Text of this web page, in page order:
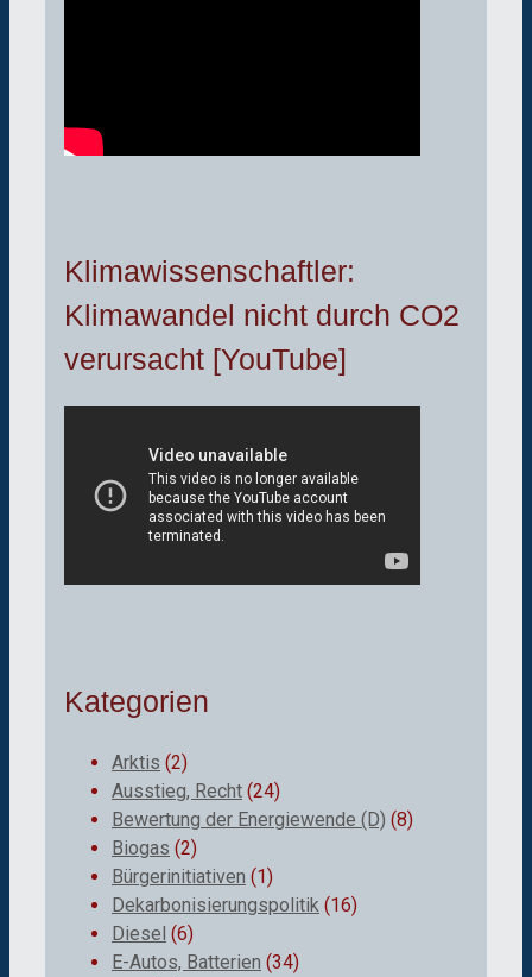
Klimawissenschaftler:
Klimawandel nicht durch CO2
verursacht [YouTube]
Kategorien
Arktis (2)
Ausstieg, Recht (24)
Bewertung der Energiewende (D) (8)
Biogas (2)
Bürgerinitiativen (1)
Dekarbonisierungspolitik (16)
Diesel (6)
E-Autos, Batterien (34)